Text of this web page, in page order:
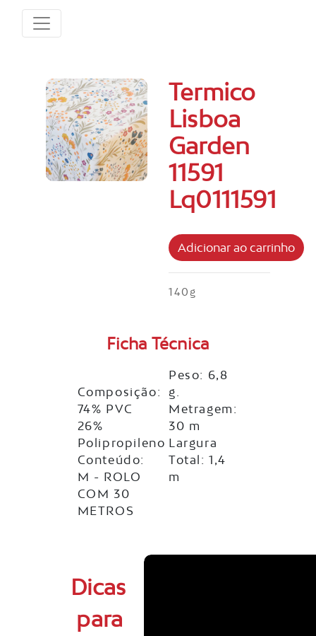
Termico
Lisboa
Garden
11591
Lq0111591
140g
Ficha Técnica
Composição:
74% PVC
26%
Polipropileno
Conteúdo:
M - ROLO
COM 30
METROS
Peso: 6,8
g.
Metragem:
30 m
Largura
Total: 1,4
m
Dicas
para